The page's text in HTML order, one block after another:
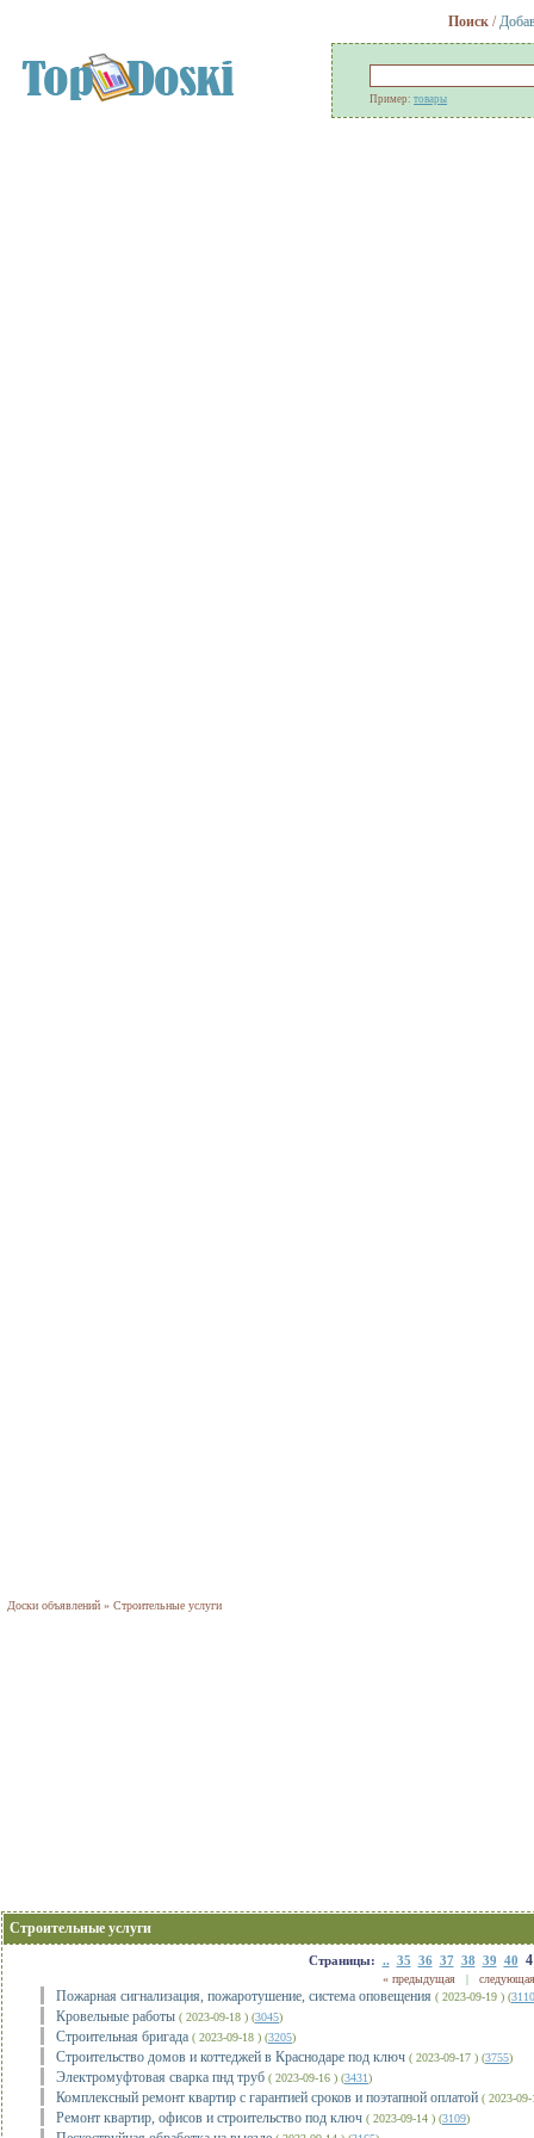
Поиск/
Пример: товары
Доски объявлений » Строительные услуги
Строительные услуги
Страницы: .. 35 36 37 38 39 40
« предыдущая|
Пожарная сигнализация, пожаротушение, система оповещения ( 2023-09-19 ) (3110
Кровельные работы ( 2023-09-18 ) (3045)
Строительная бригада ( 2023-09-18 ) (3205)
Строительство домов и коттеджей в Краснодаре под ключ ( 2023-09-17 ) (3755)
Электромуфтовая сварка пнд труб ( 2023-09-16 ) (3431)
Комплексный ремонт квартир с гарантией сроков и поэтапной оплатой ( 2023-
Ремонт квартир, офисов и строительство под ключ ( 2023-09-14 ) (3109)